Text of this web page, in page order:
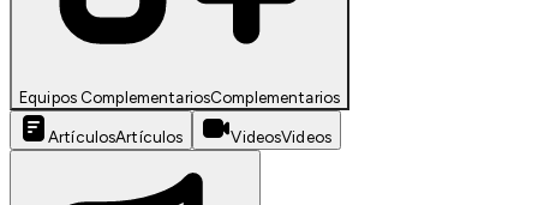
Equipos ComplementariosComplementarios
ArtículosArtículos VideosVideos